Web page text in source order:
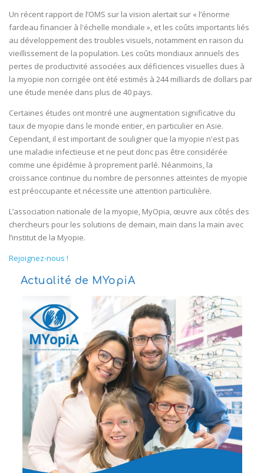
Un récent rapport de l’OMS sur la vision alertait sur « l’énorme
fardeau financier à l'échelle mondiale », et les coûts importants liés
au développement des troubles visuels, notamment en raison du
vieillissement de la population. Les coûts mondiaux annuels des
pertes de productivité associées aux déficiences visuelles dues à
la myopie non corrigée ont été estimés à 244 milliards de dollars par
une étude menée dans plus de 40 pays.
Certaines études ont montré une augmentation significative du
taux de myopie dans le monde entier, en particulier en Asie.
Cependant, il est important de souligner que la myopie n'est pas
une maladie infectieuse et ne peut donc pas être considérée
comme une épidémie à proprement parlé. Néanmoins, la
croissance continue du nombre de personnes atteintes de myopie
est préoccupante et nécessite une attention particulière.
L’association nationale de la myopie, MyOpia, œuvre aux côtés des
chercheurs pour les solutions de demain, main dans la main avec
l’institut de la Myopie.
Rejoignez-nous !
Actualité de MYopiA